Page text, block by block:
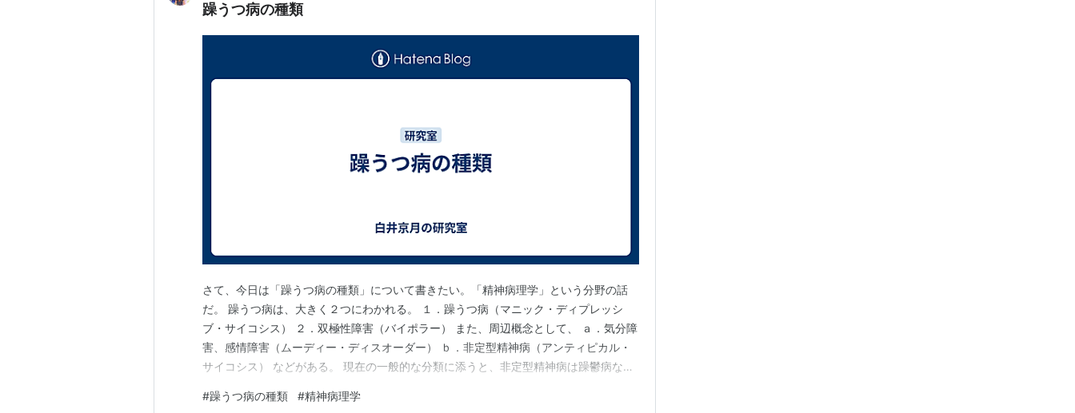
躁うつ病の種類
さて、今日は「躁うつ病の種類」について書きたい。「精神病理学」という分野の話
だ。 躁うつ病は、大きく２つにわかれる。 １．躁うつ病（マニック・ディプレッシ
ブ・サイコシス） ２．双極性障害（バイポラー） また、周辺概念として、 ａ．気分障
害、感情障害（ムーディー・ディスオーダー） ｂ．非定型精神病（アンティピカル・
サイコシス） などがある。 現在の一般的な分類に添うと、非定型精神病は躁鬱病ない
が、双極性障害２型は、軽いうつに過ぎず、双極性障害ではないと言える。 俺、この
#躁うつ病の種類 #精神病理学